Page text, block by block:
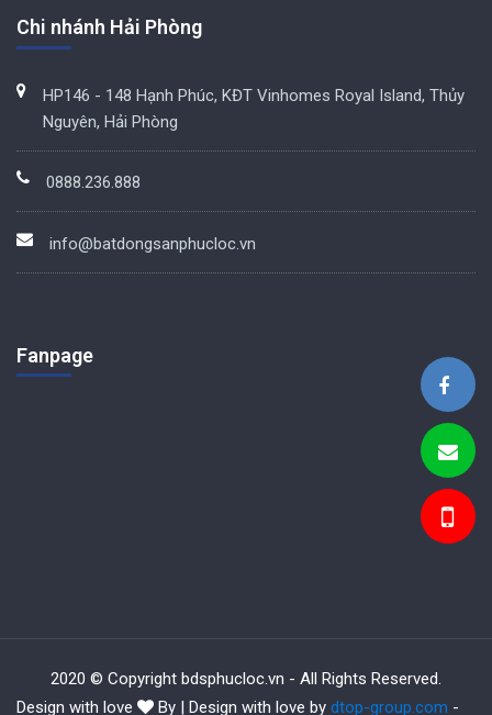
Chi nhánh Hải Phòng
HP146 - 148 Hạnh Phúc, KĐT Vinhomes Royal Island, Thủy
Nguyên, Hải Phòng
0888.236.888
info@batdongsanphucloc.vn
Fanpage
2020 © Copyright bdsphucloc.vn - All Rights Reserved.
Design with love
By | Design with love by dtop-group.com -